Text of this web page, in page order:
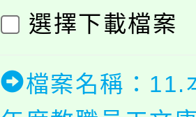
選擇下載檔案
檔案名稱：11.